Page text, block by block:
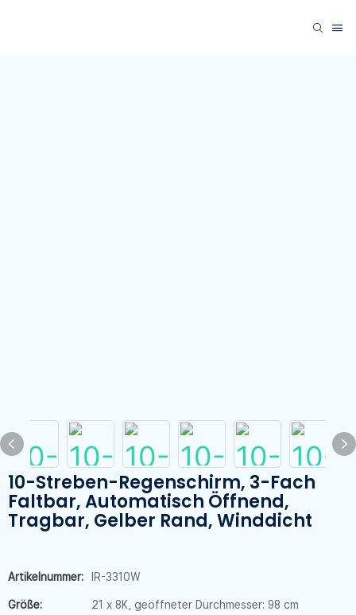
10-Streben-Regenschirm, 3-Fach
Faltbar, Automatisch Öffnend,
Tragbar, Gelber Rand, Winddicht
Artikelnummer: IR-3310W
Größe: 21 x 8K, geöffneter Durchmesser: 98 cm